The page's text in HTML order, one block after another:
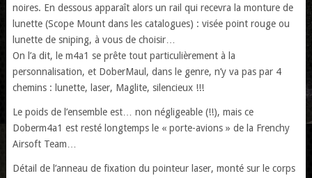
noires. En dessous apparaît alors un rail qui recevra la monture de
lunette (Scope Mount dans les catalogues) : visée point rouge ou
lunette de sniping, à vous de choisir…
On l’a dit, le m4a1 se prête tout particulièrement à la
personnalisation, et DoberMaul, dans le genre, n’y va pas par 4
chemins : lunette, laser, Maglite, silencieux !!!
Le poids de l’ensemble est… non négligeable (!!), mais ce
Doberm4a1 est resté longtemps le « porte-avions » de la Frenchy
Airsoft Team…
Détail de l’anneau de fixation du pointeur laser, monté sur le corps